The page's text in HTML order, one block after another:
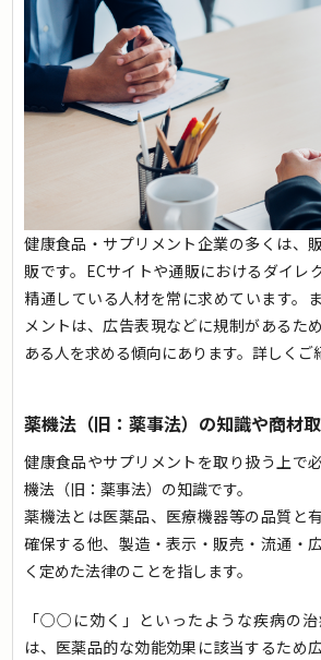
健康食品・サプリメント企業の多くは、
販です。ECサイトや通販におけるダイレ
精通している人材を常に求めています。
メントは、広告表現などに規制があるた
ある人を求める傾向にあります。詳しくご
薬機法（旧：薬事法）の知識や商材
健康食品やサプリメントを取り扱う上で
機法（旧：薬事法）の知識です。
薬機法とは医薬品、医療機器等の品質と
確保する他、製造・表示・販売・流通・
く定めた法律のことを指します。
「○○に効く」といったような疾病の
は、医薬品的な効能効果に該当するため